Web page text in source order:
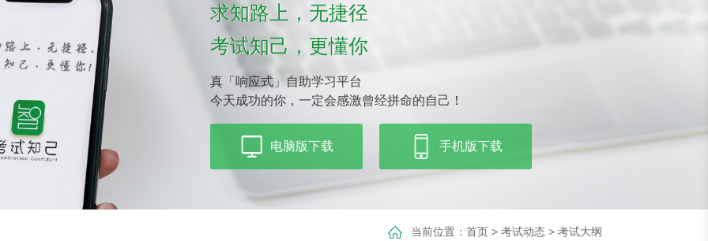
求知路上，无捷径
考试知己，更懂你
真「响应式」自助学习平台
今天成功的你，一定会感激曾经拼命的自己！
电脑版下载 手机版下载
当前位置： 首页> 考试动态> 考试大纲